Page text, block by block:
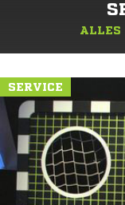
ALLES
SERVICE